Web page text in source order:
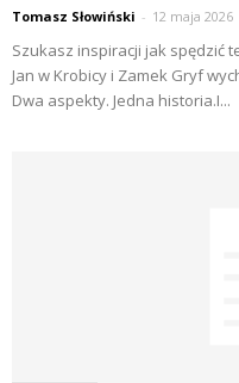
Tomasz Słowiński - 12 maja 2026
Szukasz inspiracji jak spędzić
Jan w Krobicy i Zamek Gryf
Dwa aspekty. Jedna historia.I...